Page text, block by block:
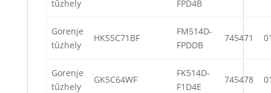
tűzhely
FPD4B
Gorenje
tűzhely
HKS5C71BF
FM514D-
FPDDB
745471
Gorenje
tűzhely
GK5C64WF
FK514D-
F1D4E
745478